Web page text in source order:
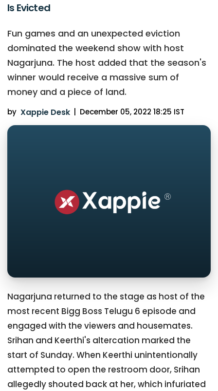
Is Evicted
Fun games and an unexpected eviction
dominated the weekend show with host
Nagarjuna. The host added that the season's
winner would receive a massive sum of
money and a piece of land.
by Xappie Desk | December 05, 2022 18:25 IST
Nagarjuna returned to the stage as host of the
most recent Bigg Boss Telugu 6 episode and
engaged with the viewers and housemates.
Srihan and Keerthi's altercation marked the
start of Sunday. When Keerthi unintentionally
attempted to open the restroom door, Srihan
allegedly shouted back at her, which infuriated